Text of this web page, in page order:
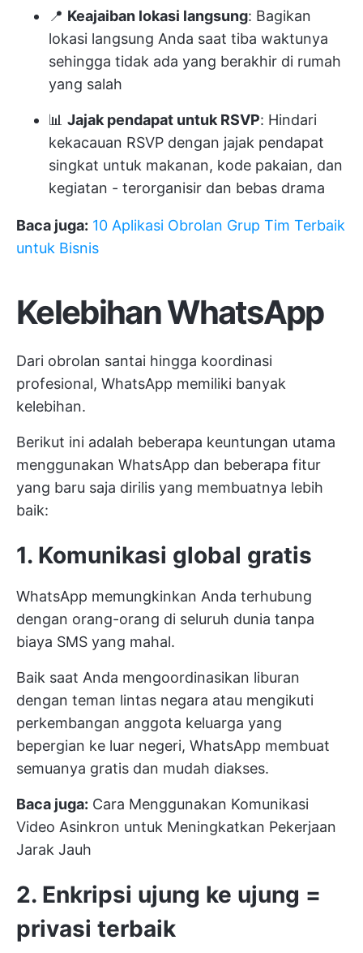
📍 Keajaiban lokasi langsung: Bagikan
lokasi langsung Anda saat tiba waktunya
sehingga tidak ada yang berakhir di rumah
yang salah
📊 Jajak pendapat untuk RSVP: Hindari
kekacauan RSVP dengan jajak pendapat
singkat untuk makanan, kode pakaian, dan
kegiatan - terorganisir dan bebas drama
Baca juga: 10 Aplikasi Obrolan Grup Tim Terbaik
untuk Bisnis
Kelebihan WhatsApp
Dari obrolan santai hingga koordinasi
profesional, WhatsApp memiliki banyak
kelebihan.
Berikut ini adalah beberapa keuntungan utama
menggunakan WhatsApp dan beberapa fitur
yang baru saja dirilis yang membuatnya lebih
baik:
1. Komunikasi global gratis
WhatsApp memungkinkan Anda terhubung
dengan orang-orang di seluruh dunia tanpa
biaya SMS yang mahal.
Baik saat Anda mengoordinasikan liburan
dengan teman lintas negara atau mengikuti
perkembangan anggota keluarga yang
bepergian ke luar negeri, WhatsApp membuat
semuanya gratis dan mudah diakses.
Baca juga: Cara Menggunakan Komunikasi
Video Asinkron untuk Meningkatkan Pekerjaan
Jarak Jauh
2. Enkripsi ujung ke ujung =
privasi terbaik